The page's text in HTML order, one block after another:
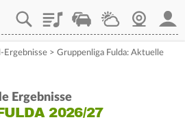
PlaylistStaupilotWetterWebcam
Ergebnisse > Gruppenliga Fulda: Aktuelle
Ergebnisse
2026/27